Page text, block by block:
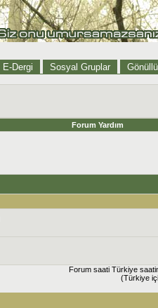
E-Dergi Sosyal Gruplar
Forum Yardım
Forum saati Türkiye
(Türkiye